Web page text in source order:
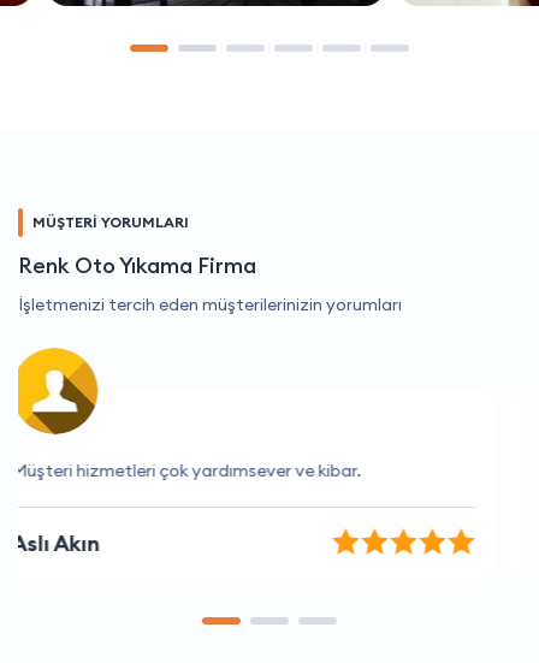
MÜŞTERİ YORUMLARI
Renk Oto Yıkama Firma
İşletmenizi tercih eden müşterilerinizin yorumları
Siparişim hemen geldi
İsmail Demir